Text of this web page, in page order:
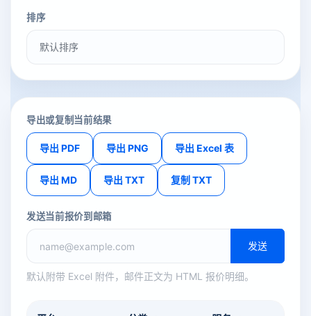
排序
导出或复制当前结果
导出 PDF 导出 PNG 导出 Excel 表
导出 MD 导出 TXT 复制 TXT
发送当前报价到邮箱
发送
默认附带 Excel 附件，邮件正文为 HTML 报价明细。